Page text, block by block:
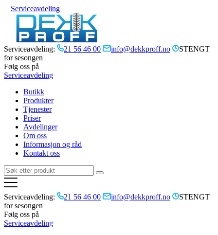
Serviceavdeling
Serviceavdeling: 21 56 46 00 info@dekkproff.no
STENGT
for sesongen
Følg oss på
Serviceavdeling
Butikk
Produkter
Tjenester
Priser
Avdelinger
Om oss
Informasjon og råd
Kontakt oss
Serviceavdeling: 21 56 46 00 info@dekkproff.no
STENGT
for sesongen
Følg oss på
Serviceavdeling